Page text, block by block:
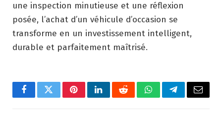
une inspection minutieuse et une réflexion
posée, l’achat d’un véhicule d’occasion se
transforme en un investissement intelligent,
durable et parfaitement maîtrisé.
FacebookTwitterPinterestLinkedInRedditWhatsAppTelegramEmail